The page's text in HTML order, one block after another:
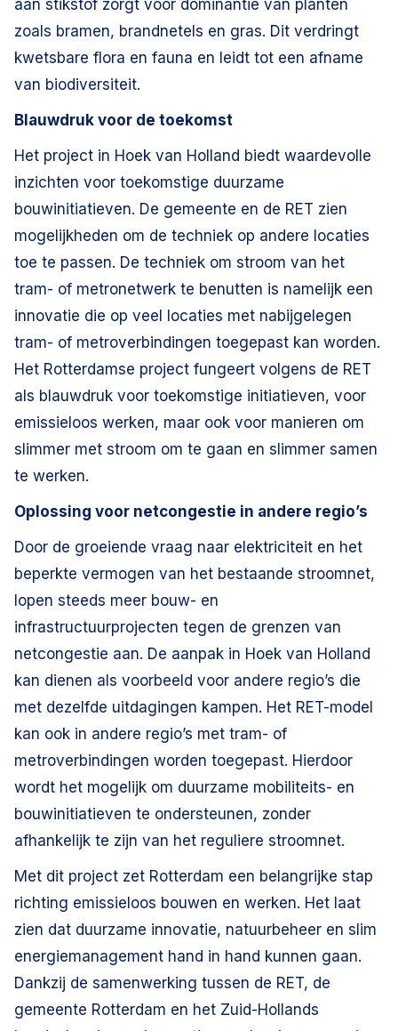
aan stikstof zorgt voor dominantie van planten
zoals bramen, brandnetels en gras. Dit verdringt
kwetsbare flora en fauna en leidt tot een afname
van biodiversiteit.
Blauwdruk voor de toekomst
Het project in Hoek van Holland biedt waardevolle
inzichten voor toekomstige duurzame
bouwinitiatieven. De gemeente en de RET zien
mogelijkheden om de techniek op andere locaties
toe te passen. De techniek om stroom van het
tram- of metronetwerk te benutten is namelijk een
innovatie die op veel locaties met nabijgelegen
tram- of metroverbindingen toegepast kan worden.
Het Rotterdamse project fungeert volgens de RET
als blauwdruk voor toekomstige initiatieven, voor
emissieloos werken, maar ook voor manieren om
slimmer met stroom om te gaan en slimmer samen
te werken.
Oplossing voor netcongestie in andere regio’s
Door de groeiende vraag naar elektriciteit en het
beperkte vermogen van het bestaande stroomnet,
lopen steeds meer bouw- en
infrastructuurprojecten tegen de grenzen van
netcongestie aan. De aanpak in Hoek van Holland
kan dienen als voorbeeld voor andere regio’s die
met dezelfde uitdagingen kampen. Het RET-model
kan ook in andere regio’s met tram- of
metroverbindingen worden toegepast. Hierdoor
wordt het mogelijk om duurzame mobiliteits- en
bouwinitiatieven te ondersteunen, zonder
afhankelijk te zijn van het reguliere stroomnet.
Met dit project zet Rotterdam een belangrijke stap
richting emissieloos bouwen en werken. Het laat
zien dat duurzame innovatie, natuurbeheer en slim
energiemanagement hand in hand kunnen gaan.
Dankzij de samenwerking tussen de RET, de
gemeente Rotterdam en het Zuid-Hollands